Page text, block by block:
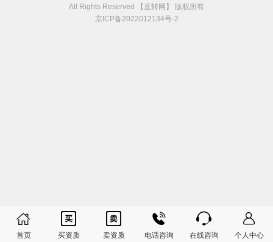
All Rights Reserved 【直转网】 版权所有
京ICP备2022012134号-2

首页

买资质

卖资质

电话咨询

在线咨询

个人中心